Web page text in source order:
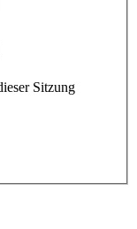
Sitzung